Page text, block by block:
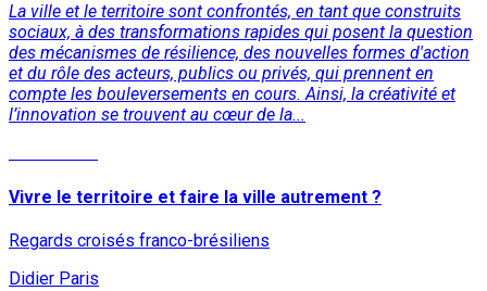
La ville et le territoire sont confrontés, en tant que construits
sociaux, à des transformations rapides qui posent la question
des mécanismes de résilience, des nouvelles formes d'action
et du rôle des acteurs, publics ou privés, qui prennent en
compte les bouleversements en cours. Ainsi, la créativité et
l’innovation se trouvent au cœur de la...
Vivre le territoire et faire la ville autrement ?
Regards croisés franco-brésiliens
Didier Paris